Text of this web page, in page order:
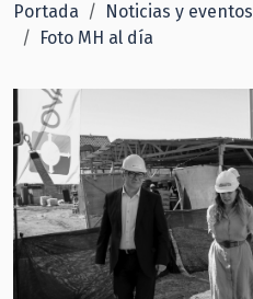
Portada Noticias y eventos
Foto MH al día